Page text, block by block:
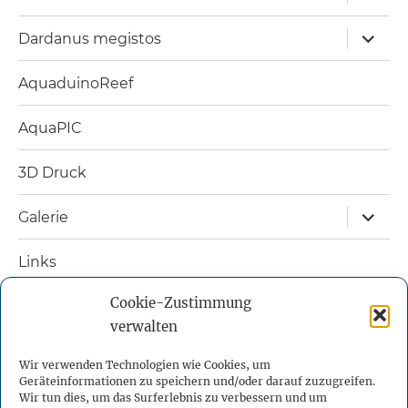
Cookie-Zustimmung
verwalten
Wir verwenden Technologien wie Cookies, um
Geräteinformationen zu speichern und/oder darauf zuzugreifen.
Wir tun dies, um das Surferlebnis zu verbessern und um
Dardanus megistos
öffnen
AquaduinoReef
AquaPIC
3D Druck
Galerie
öffnen
Links
Nützliche Bücher
Impressum